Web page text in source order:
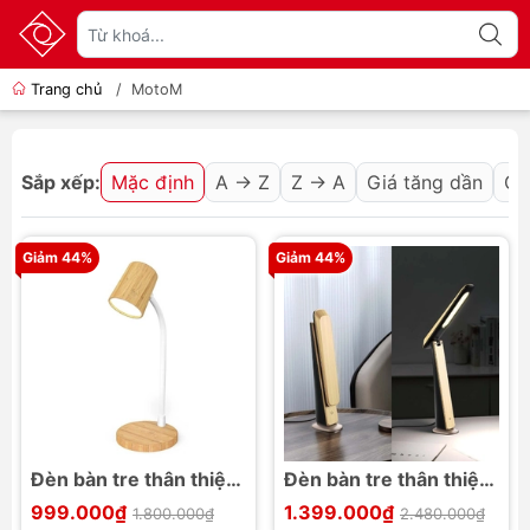
Trang chủ / MotoM
Sắp xếp: Mặc định A → Z Z → A Giá tăng dần
Giảm 44%
Đèn bàn tre thân thiện
với môi trường MotoM
999.000₫ 1.800.000₫
Giảm 44%
Đèn bàn tre thân thiện
với môi trường MotoM
1.399.000₫ 2.480.000₫